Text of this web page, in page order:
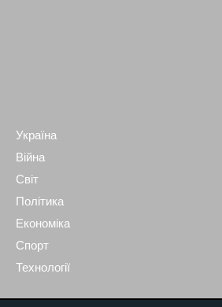
Україна
Війна
Світ
Політика
Економіка
Спорт
Технології